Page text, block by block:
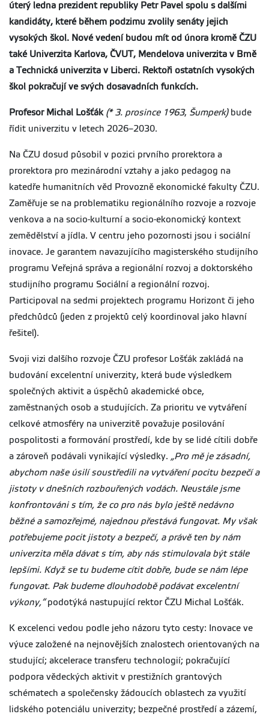
úterý ledna prezident republiky Petr Pavel spolu s dalšími
kandidáty, které během podzimu zvolily senáty jejich
vysokých škol. Nové vedení budou mít od února kromě ČZU
také Univerzita Karlova, ČVUT, Mendelova univerzita v Brně
a Technická univerzita v Liberci. Rektoři ostatních vysokých
škol pokračují ve svých dosavadních funkcích.
Profesor Michal Lošťák (*3. prosince 1963, Šumperk)bude
řídit univerzitu v letech 2026–2030.
Na ČZU dosud působil v pozici prvního prorektora a
prorektora pro mezinárodní vztahy a jako pedagog na
katedře humanitních věd Provozně ekonomické fakulty ČZU.
Zaměřuje se na problematiku regionálního rozvoje a rozvoje
venkova a na socio-kulturní a socio-ekonomický kontext
zemědělství a jídla. V centru jeho pozornosti jsou i sociální
inovace. Je garantem navazujícího magisterského studijního
programu Veřejná správa a regionální rozvoj a doktorského
studijního programu Sociální a regionální rozvoj.
Participoval na sedmi projektech programu Horizont či jeho
předchůdců (jeden z projektů celý koordinoval jako hlavní
řešitel).
Svoji vizi dalšího rozvoje ČZU profesor Lošťák zakládá na
budování excelentní univerzity, která bude výsledkem
společných aktivit a úspěchů akademické obce,
zaměstnaných osob a studujících. Za prioritu ve vytváření
celkové atmosféry na univerzitě považuje posilování
pospolitosti a formování prostředí, kde by se lidé cítili dobře
a zároveň podávali vynikající výsledky. „Pro mě je zásadní,
abychom naše úsilí soustředili na vytváření pocitu bezpečí a
jistoty v dnešních rozbouřených vodách. Neustále jsme
konfrontováni s tím, že co pro nás bylo ještě nedávno
běžné a samozřejmé, najednou přestává fungovat. My však
potřebujeme pocit jistoty a bezpečí, a právě ten by nám
univerzita měla dávat s tím, aby nás stimulovala být stále
lepšími. Když se tu budeme cítit dobře, bude se nám lépe
fungovat. Pak budeme dlouhodobě podávat excelentní
výkony,“podotýká nastupující rektor ČZU Michal Lošťák.
K excelenci vedou podle jeho názoru tyto cesty: Inovace ve
výuce založené na nejnovějších znalostech orientovaných na
studující; akcelerace transferu technologií; pokračující
podpora vědeckých aktivit v prestižních grantových
schématech a společensky žádoucích oblastech za využití
lidského potenciálu univerzity; bezpečné prostředí a zázemí,